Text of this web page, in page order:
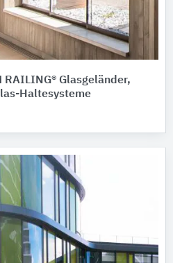
RAILING® Glasgeländer,
Haltesysteme